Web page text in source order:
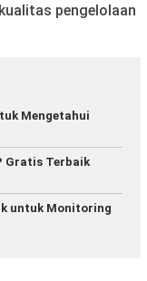
pengelolaan
Mengetahui
Gratis Terbaik
untuk Monitoring